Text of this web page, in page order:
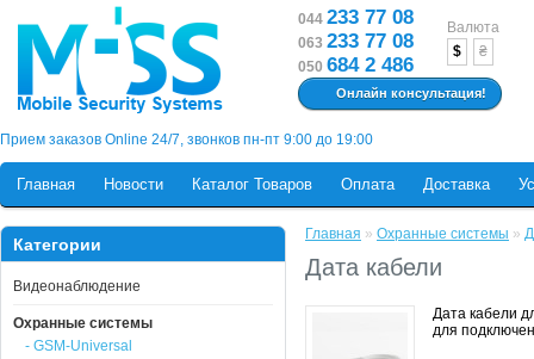
Прием заказов Online 24/7, звонков пн-пт 9:00 до 19:00
044 233 77 08
063 233 77 08
050 684 2 486
Онлайн консультация!
Валюта
$
₴
Главная Новости Каталог Товаров Оплата Доставка
Категории
Видеонаблюдение
Охранные системы
- GSM-Universal
Главная » Охранные системы »
Дата кабели
Дата кабели
для